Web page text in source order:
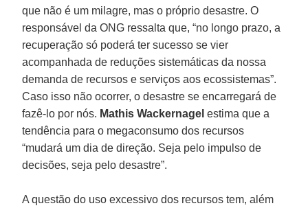
que não é um milagre, mas o próprio desastre. O
responsável da ONG ressalta que, “no longo prazo, a
recuperação só poderá ter sucesso se vier
acompanhada de reduções sistemáticas da nossa
demanda de recursos e serviços aos ecossistemas”.
Caso isso não ocorrer, o desastre se encarregará de
fazê-lo por nós. Mathis Wackernagel estima que a
tendência para o megaconsumo dos recursos
“mudará um dia de direção. Seja pelo impulso de
decisões, seja pelo desastre”.
A questão do uso excessivo dos recursos tem, além